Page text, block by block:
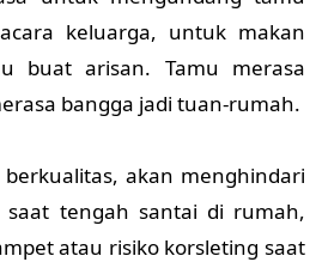
keluarga, untuk makan
buat arisan. Tamu merasa
bangga jadi tuan-rumah.
akan menghindari
saat tengah santai di rumah,
atau risiko korsleting saat